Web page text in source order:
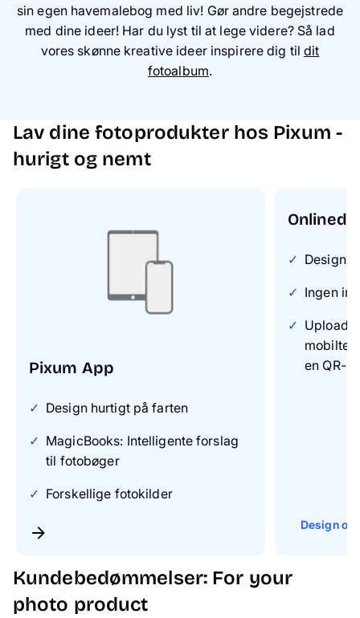
sin egen havemalebog med liv! Gør andre begejstrede
med dine ideer! Har du lyst til at lege videre? Så lad
vores skønne kreative ideer inspirere dig tildit
fotoalbum.
Lav dine fotoprodukter hos Pixum -
hurigt og nemt
Pixum App
Design hurtigt på farten
MagicBooks: Intelligente forslag
til fotobøger
Forskellige fotokilder
Design
Ingen
Upload
en QR-
Design
Kundebedømmelser: For your
photo product